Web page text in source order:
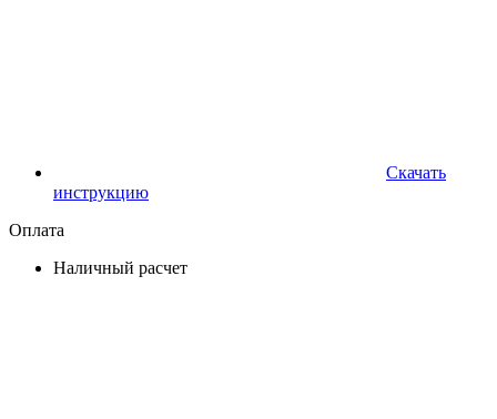
Скачать
инструкцию
Оплата
Наличный расчет